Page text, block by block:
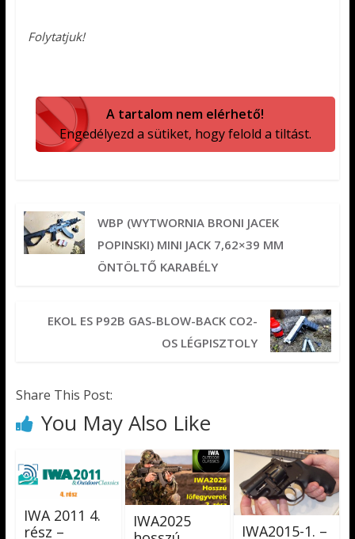
Folytatjuk!
A tartalom nem elérhető!
Engedélyezd a sütiket, hogy felold a tiltást.
WBP (WYTWORNIA BRONI JACEK
POPINSKI) MINI JACK 7,62×39 MM
ÖNTÖLTŐ KARABÉLY
EKOL ES P92B GAS-BLOW-BACK CO2-
OS LÉGPISZTOLY
Share This Post:
You May Also Like
IWA 2011 4.
rész –
IWA2025
IWA2015-1. –